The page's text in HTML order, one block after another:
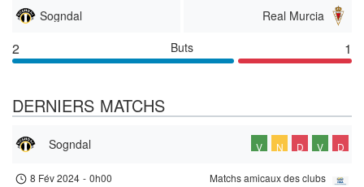
Sogndal Real Murcia
2 Buts 1
DERNIERS MATCHS
Sogndal V N D V D
Matchs amicaux des clubs
8 Fév 2024 - 0h00